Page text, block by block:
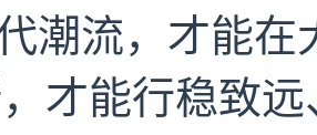
潮流，才能
才能行稳致